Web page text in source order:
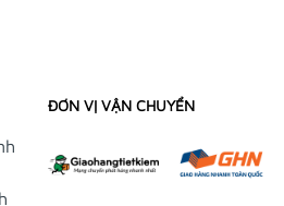
御守 - Tiệm Phụ Kiện Bạch
P. Cái Khế, Q Ninh Kiều, TP
ĐƠN VỊ VẬN CHUYỂN